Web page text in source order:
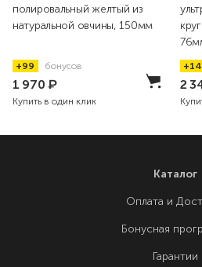
полировальный желтый из
натуральной овчины, 150мм
+99 бонусов
1 970₽
Купить в один клик
2
Каталог
Оплата и
Бонусная
Гарантии